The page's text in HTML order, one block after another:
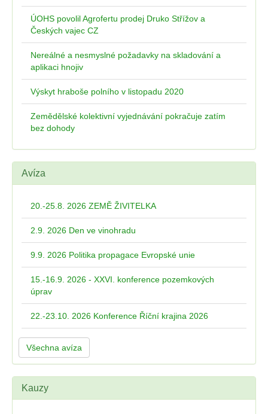
ÚOHS povolil Agrofertu prodej Druko Střížov a
Českých vajec CZ
Nereálné a nesmyslné požadavky na skladování a
aplikaci hnojiv
Výskyt hraboše polního v listopadu 2020
Zemědělské kolektivní vyjednávání pokračuje zatím
bez dohody
Avíza
20.-25.8. 2026 ZEMĚ ŽIVITELKA
2.9. 2026 Den ve vinohradu
9.9. 2026 Politika propagace Evropské unie
15.-16.9. 2026 - XXVI. konference pozemkových
úprav
22.-23.10. 2026 Konference Říční krajina 2026
Všechna avíza
Kauzy